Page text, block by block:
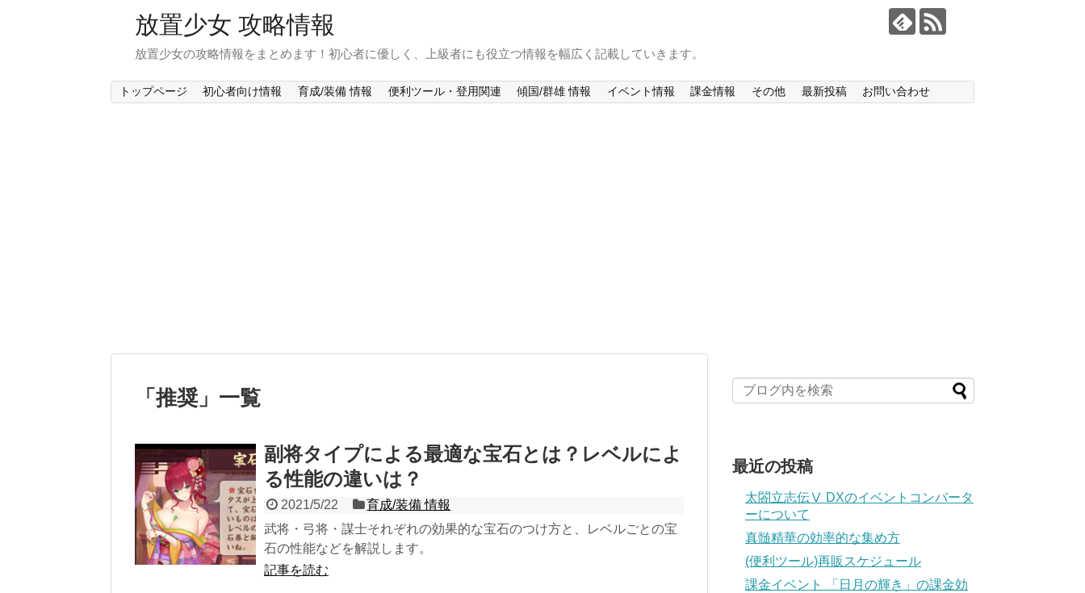
放置少女 攻略情報
放置少女の攻略情報をまとめます！初心者に優しく、上級者にも役立つ情報を幅広く記載していきます。
トップページ 初心者向け情報 育成/装備 情報 便利ツール・登用関連 傾国/群雄 情報 イベント情報 課金情報 その他 最新投稿 お問い合わせ
「 推奨 」 一覧
副将タイプによる最適な宝石とは？レベルによ
る性能の違いは？
2021/5/22
育成/装備 情報
武将・弓将・謀士それぞれの効果的な宝石のつけ方と、レベルごとの宝
石の性能などを解説します。
記事を読む
最近の投稿
太閤立志伝Ⅴ DXのイベントコンバータ
ーについて
真髄精華の効率的な集め方
(便利ツール)再販スケジュール
課金イベント 「日月の輝き」の課金効